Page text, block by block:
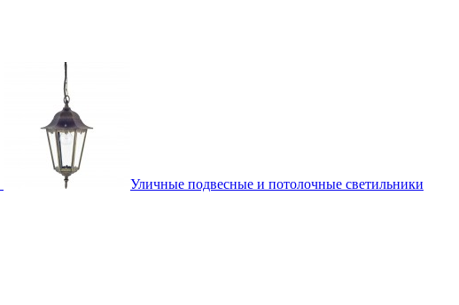
Уличные подвесные и потолочные светильники